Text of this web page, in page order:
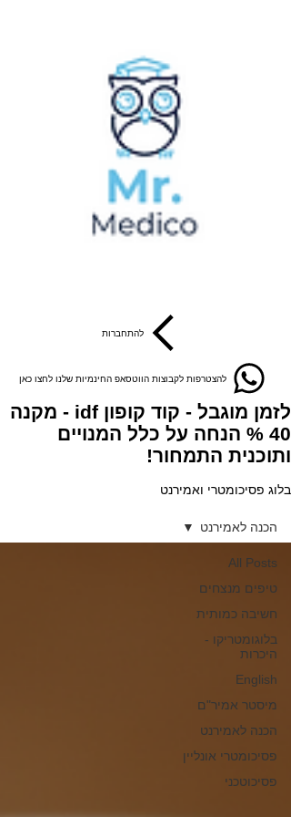
להתחברות
להצטרפות לקבוצות הווטסאפ החינמיות שלנו לחצו כאן
לזמן מוגבל - קוד קופון idf - מקנה
40 % הנחה על כלל המנויים
ותוכנית התמחור!
בלוג פסיכומטרי ואמירנט
All Posts
טיפים מנצחים
חשיבה כמותית
בלוגומטריקו -
היכרות
English
מיסטר אמיר"ם
הכנה לאמירנט
פסיכומטרי אונליין
פסיכוטכני
הכנה לאמירנט